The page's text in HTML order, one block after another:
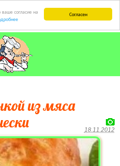
Согласен
согласие на
из мяса
18.11.2012